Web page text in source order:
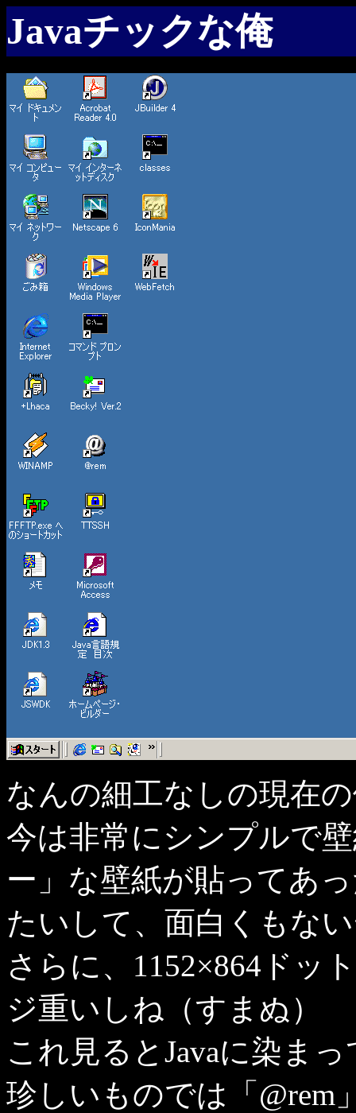
Javaチックな俺
なんの細工なしの現在
今は非常にシンプルで
ー」な壁紙が貼ってあ
たいして、面白くもな
さらに、1152×864ドッ
ジ重いしね（すまぬ）
これ見るとJavaに染ま
珍しいものでは「@rem